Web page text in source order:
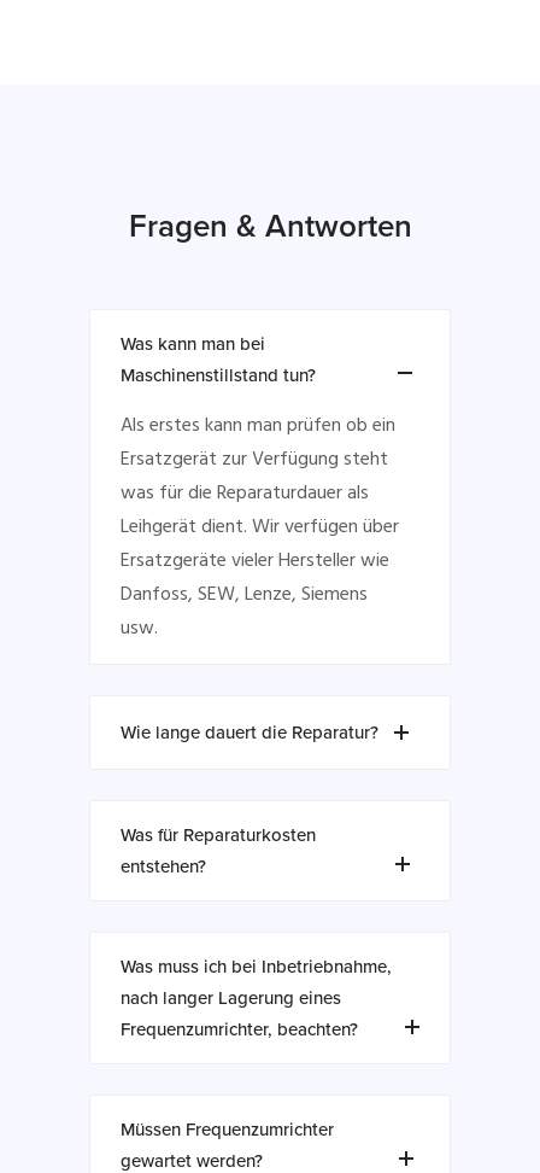
Fragen & Antworten
Was kann man bei
Maschinenstillstand tun?
Als erstes kann man prüfen ob ein
Ersatzgerät zur Verfügung steht
was für die Reparaturdauer als
Leihgerät dient. Wir verfügen über
Ersatzgeräte vieler Hersteller wie
Danfoss, SEW, Lenze, Siemens
usw.
Wie lange dauert die Reparatur?
Was für Reparaturkosten
entstehen?
Was muss ich bei Inbetriebnahme,
nach langer Lagerung eines
Frequenzumrichter, beachten?
Müssen Frequenzumrichter
gewartet werden?